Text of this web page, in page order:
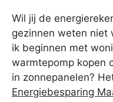
Wil jij de
gezinnen weten niet
ik beginnen met
warmtepomp kopen
in zonnepanelen?
Energiebesparing